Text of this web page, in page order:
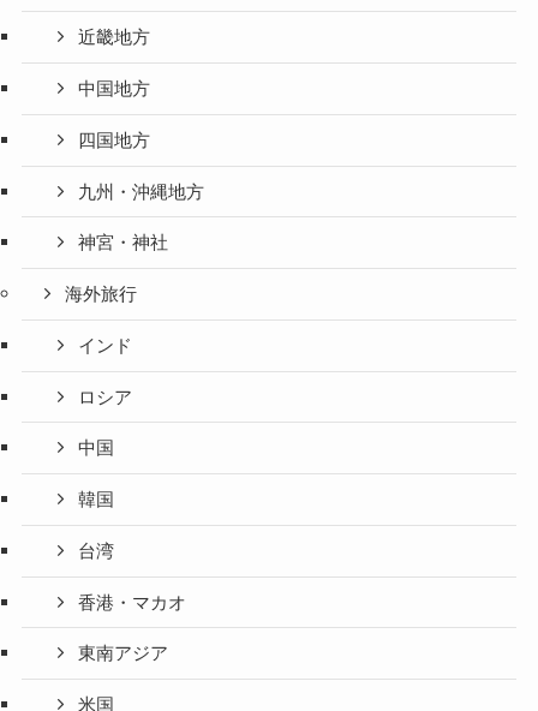
近畿地方
中国地方
四国地方
九州・沖縄地方
神宮・神社
海外旅行
インド
ロシア
中国
韓国
台湾
香港・マカオ
東南アジア
米国